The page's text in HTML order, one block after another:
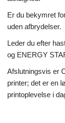
Er du bekymret
uden afbrydelser.
Leder du efter
og ENERGY
Afslutningsvis er
printer; det er en
printoplevelse i